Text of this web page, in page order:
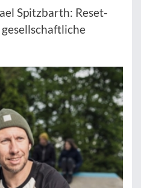
Spitzbarth: Reset-